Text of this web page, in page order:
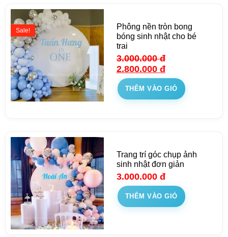
Sale!
Phông nền tròn bong
bóng sinh nhật cho bé
trai
3.000.000đ
2.800.000 đ
THÊM VÀO GIỎ
Trang trí góc chụp ảnh
sinh nhật đơn giản
3.000.000 đ
THÊM VÀO GIỎ